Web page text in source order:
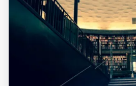
İngilizce Yemek Tarifleri
İngilizce Şarkı Sözleri
5 Günde İngilizce